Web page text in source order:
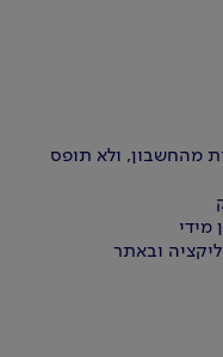
מהחשבון, ולא תופס
ובאתר